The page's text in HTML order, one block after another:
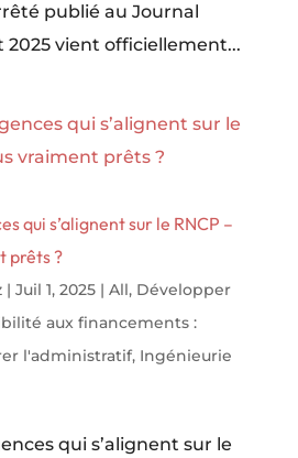
publié au Journal
2025 vient officiellement...
qui s’alignent sur le RNCP –
prêts ?
| Juil 1, 2025| All, Développer
aux financements :
l'administratif, Ingénieurie
qui s’alignent sur le